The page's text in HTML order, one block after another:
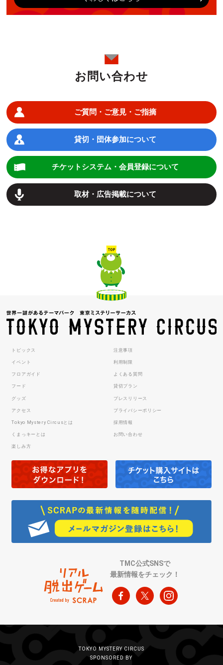
お問い合わせ
ご質問・ご意見・ご指摘
貸切・団体参加について
チケットシステム・会員登録について
取材・広告掲載について
トピックス
イベント
フロアガイド
フード
グッズ
アクセス
Tokyo Mystery Circusとは
くまっキーとは
楽しみ方
注意事項
利用制限
よくある質問
貸切プラン
プレスリリース
プライバシーポリシー
採用情報
お問い合わせ
TMC公式SNSで
最新情報をチェック！
TOKYO MYSTERY CIRCUS
SPONSORED BY